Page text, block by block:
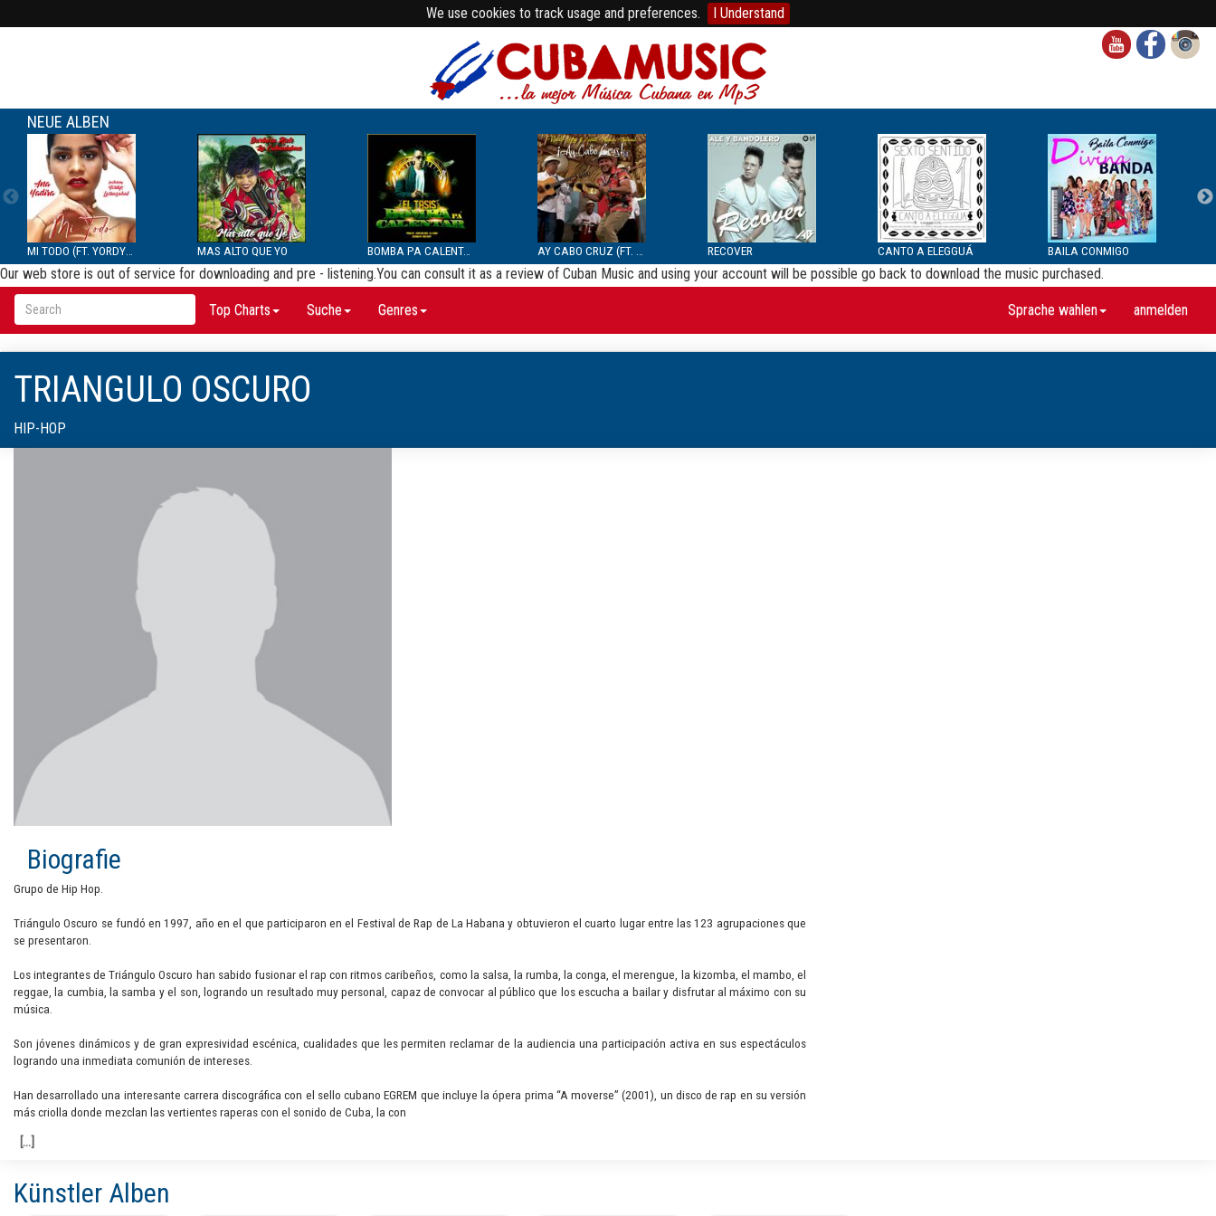
We use cookies to track usage and preferences. I Understand
NEUE ALBEN
MAS ALTO QUE YO BOMBA PA CALENTAR RECOVER CANTO A ELEGGUÁ BAILA CONMIGO
Our web store is out of service for downloading and pre - listening.You can consult it as a review of Cuban Music and using your account will be possible go back to download the music purchased.
Top Charts Suche Genres Sprache wahlen anmelden
TRIANGULO OSCURO
HIP-HOP
Biografie
Grupo de Hip Hop.
Triángulo Oscuro se fundó en 1997, año en el que participaron en el Festival de Rap de La Habana y obtuvieron el cuarto lugar entre las 123 agrupaciones que
se presentaron.
Los integrantes de Triángulo Oscuro han sabido fusionar el rap con ritmos caribeños, como la salsa, la rumba, la conga, el merengue, la kizomba, el mambo, el
reggae, la cumbia, la samba y el son, logrando un resultado muy personal, capaz de convocar al público que los escucha a bailar y disfrutar al máximo con su
música.
Son jóvenes dinámicos y de gran expresividad escénica, cualidades que les permiten reclamar de la audiencia una participación activa en sus espectáculos
logrando una inmediata comunión de intereses.
Han desarrollado una interesante carrera discográfica con el sello cubano EGREM que incluye la ópera prima “A moverse” (2001), un disco de rap en su versión
más criolla donde mezclan las vertientes raperas con el sonido de Cuba, la con
Künstler Alben